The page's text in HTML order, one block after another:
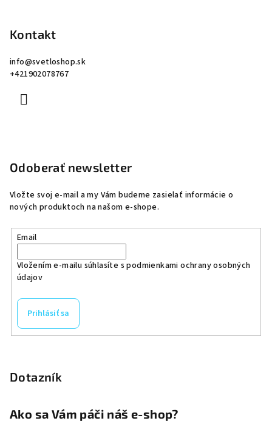
Kontakt
info@svetloshop.sk
+421902078767
Odoberať newsletter
Vložte svoj e-mail a my Vám budeme zasielať informácie o
nových produktoch na našom e-shope.
Email
Vložením e-mailu súhlasíte spodmienkami ochrany osobných
údajov
Prihlásiť sa
Dotazník
Ako sa Vám páči náš e-shop?